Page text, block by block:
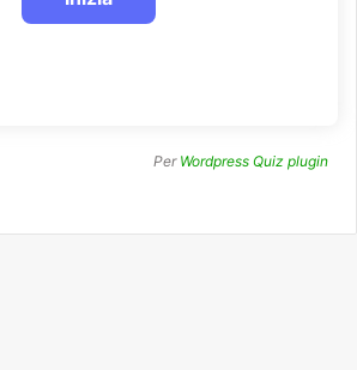
Per Wordpress Quiz plugin